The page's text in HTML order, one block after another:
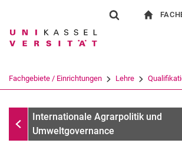
Springe
Springe
Springe
Suchbegriff
Suchen (öffnet
Fachgebiete / Einrichtungen Lehre
Qualifikationsarbeiten
Internationale Agrarpolitik und
Umweltgovernance